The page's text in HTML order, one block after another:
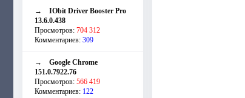
→ IObit Driver Booster Pro
13.6.0.438
Просмотров: 704 312
Комментариев: 309
→ Google Chrome
151.0.7922.76
Просмотров: 566 419
Комментариев: 122